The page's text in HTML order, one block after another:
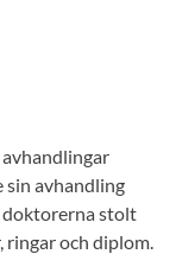
sin avhandling
doktorerna stolt
ringar och diplom.